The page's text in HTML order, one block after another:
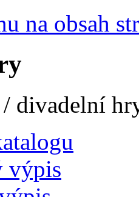
na obsah
/ divadelní
výpis